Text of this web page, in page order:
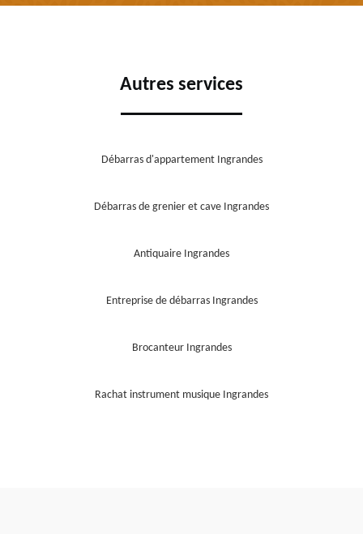
Autres services
Débarras d'appartement Ingrandes
Débarras de grenier et cave Ingrandes
Antiquaire Ingrandes
Entreprise de débarras Ingrandes
Brocanteur Ingrandes
Rachat instrument musique Ingrandes